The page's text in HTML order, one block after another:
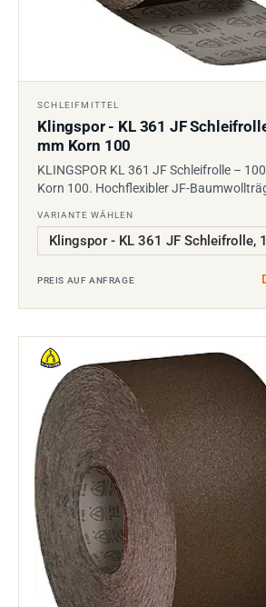
SCHLEIFMITTEL
Klingspor - KL 361 JF
mm Korn 100
KLINGSPOR KL 361 JF Schleifrolle –
Korn 100. Hochflexibler JF-
VARIANTE WÄHLEN
PREIS AUF ANFRAGE